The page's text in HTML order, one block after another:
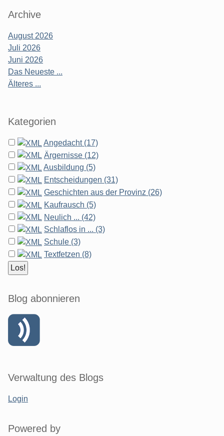
Archive
August 2026
Juli 2026
Juni 2026
Das Neueste ...
Älteres ...
Kategorien
Angedacht (17)
Ärgernisse (12)
Ausbildung (5)
Entscheidungen (31)
Geschichten aus der Provinz (26)
Kaufrausch (5)
Neulich ... (42)
Schlaflos in ... (3)
Schule (3)
Textfetzen (8)
Blog abonnieren
Verwaltung des Blogs
Login
Powered by